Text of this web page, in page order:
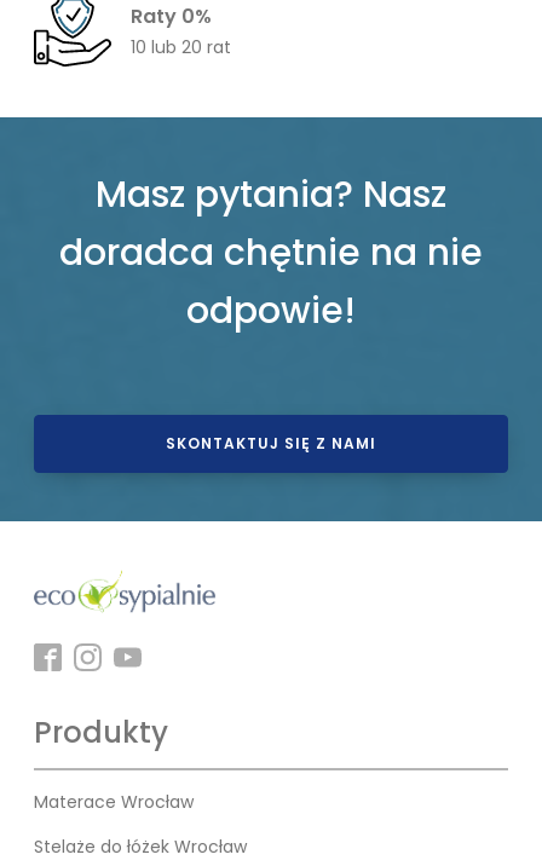
Raty 0%
10 lub 20 rat
Masz pytania? Nasz
doradca chętnie na nie
odpowie!
SKONTAKTUJ SIĘ Z NAMI
Produkty
Materace Wrocław
Stelaże do łóżek Wrocław